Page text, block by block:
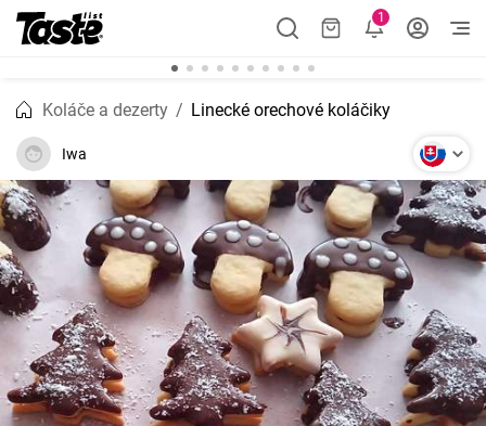
1
Koláče a dezerty Linecké orechové koláčiky
Iwa